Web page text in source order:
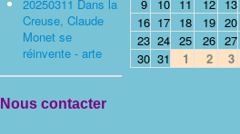
20250311 Dans la
Creuse, Claude
Monet se
réinvente - arte
Nous contacter
9
10 11 12 13
16 17 18 19 20
23 24 25 26 27
30 31 1 2 3